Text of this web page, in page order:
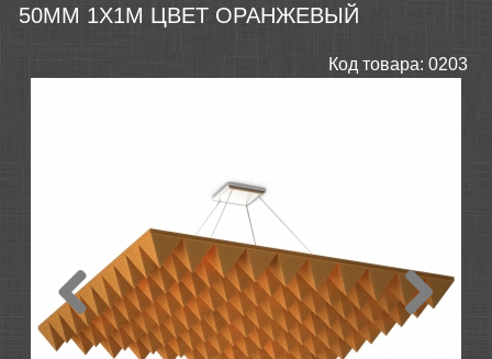
50ММ 1Х1М ЦВЕТ ОРАНЖЕВЫЙ
Код товара: 0203